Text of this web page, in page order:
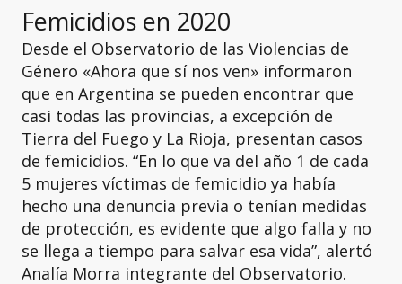
Femicidios en 2020
Desde el Observatorio de las Violencias de
Género «Ahora que sí nos ven» informaron
que en Argentina se pueden encontrar que
casi todas las provincias, a excepción de
Tierra del Fuego y La Rioja, presentan casos
de femicidios. “En lo que va del año 1 de cada
5 mujeres víctimas de femicidio ya había
hecho una denuncia previa o tenían medidas
de protección, es evidente que algo falla y no
se llega a tiempo para salvar esa vida”, alertó
Analía Morra integrante del Observatorio.